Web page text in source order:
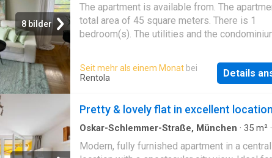
8 bilder
The apartment is available from. The
total area of 45 square meters. There is 1
bedroom(s). The utilities and the
month(s) is required. It is possible to book
online
Seit mehr als einem Monat bei
Rentola
Details
Pretty & lovely flat in excellent location
Oskar-Schlemmer-Straße, München · 35 m² ·
Wohnung
Modern, fully furnished apartment in a